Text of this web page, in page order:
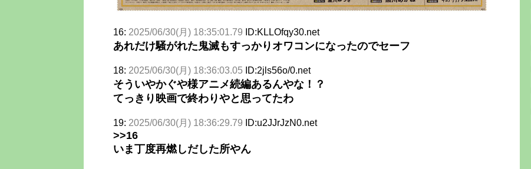
16: 2025/06/30(月) 18:35:01.79 ID:KLLOfqy30.net
あれだけ騒がれた鬼滅もすっかりオワコンになったのでセーフ
18: 2025/06/30(月) 18:36:03.05 ID:2jls56o/0.net
そういやかぐや様アニメ続編あるんやな！？
てっきり映画で終わりやと思ってたわ
19: 2025/06/30(月) 18:36:29.79 ID:u2JJrJzN0.net
>>16
いま丁度再燃しだした所やん